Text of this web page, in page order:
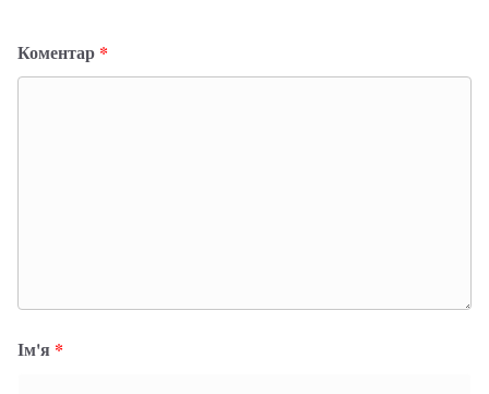
Коментар *
Ім'я *